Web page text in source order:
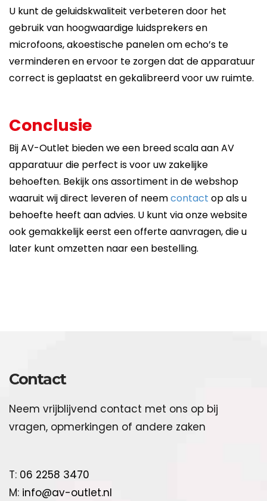
U kunt de geluidskwaliteit verbeteren door het
gebruik van hoogwaardige luidsprekers en
microfoons, akoestische panelen om echo’s te
verminderen en ervoor te zorgen dat de apparatuur
correct is geplaatst en gekalibreerd voor uw ruimte.
Conclusie
Bij AV-Outlet bieden we een breed scala aan AV
apparatuur die perfect is voor uw zakelijke
behoeften. Bekijk ons assortiment in de webshop
waaruit wij direct leveren of neemcontact op als u
behoefte heeft aan advies. U kunt via onze website
ook gemakkelijk eerst een offerte aanvragen, die u
later kunt omzetten naar een bestelling.
Contact
Neem vrijblijvend contact met ons op bij
vragen, opmerkingen of andere zaken
T: 06 2258 3470
M: info@av-outlet.nl